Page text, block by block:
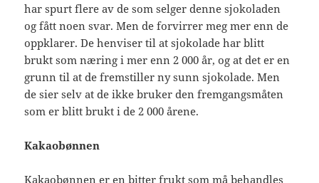
har spurt flere av de som selger denne sjokoladen
og fått noen svar. Men de forvirrer meg mer enn de
oppklarer. De henviser til at sjokolade har blitt
brukt som næring i mer enn 2 000 år, og at det er en
grunn til at de fremstiller ny sunn sjokolade. Men
de sier selv at de ikke bruker den fremgangsmåten
som er blitt brukt i de 2 000 årene.
Kakaobønnen
Kakaobønnen er en bitter frukt som må behandles